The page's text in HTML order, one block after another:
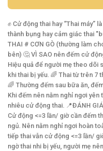
✊ Cử động thai hay “Thai
thành bụng hay cảm giác thai
THAI # CƠN GÒ (thường làm
bên) 🤔 VÌ SAO nên đếm cử
Hiệu quả để người mẹ theo dõi
khi thai bị yếu. 🌈 Thai từ trên 7
🌈 Thường đếm sau bữa ăn,
Khi đếm nên nằm nghỉ ngơi
nhiêu cử động thai. 📍ĐÁNH
Cử động <=3 lần/ giờ cần đếm
ngủ. Nên nằm nghỉ ngơi hoàn
tiếp thai vẫn cử động <=3 lần/
ngờ thai nhi bị yếu, người mẹ